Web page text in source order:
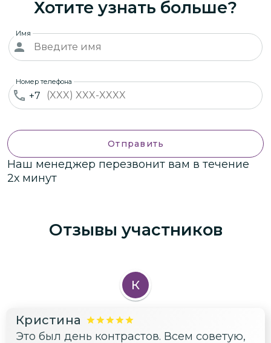
Хотите узнать больше?
Имя
+7
Номер телефона
Отправить
Наш менеджер перезвонит вам в течение
2х минут
Отзывы участников
К
Кристина
Это был день контрастов. Всем советую,